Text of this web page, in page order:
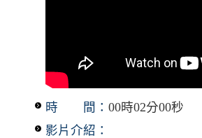
時 間： 00時02分00秒
影片介紹：